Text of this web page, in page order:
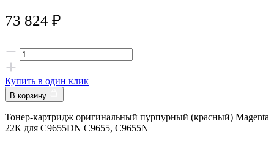
73 824 ₽
Купить в один клик
В корзину
Тонер-картридж оригинальный пурпурный (красный) Magenta
22К для C9655DN C9655, C9655N